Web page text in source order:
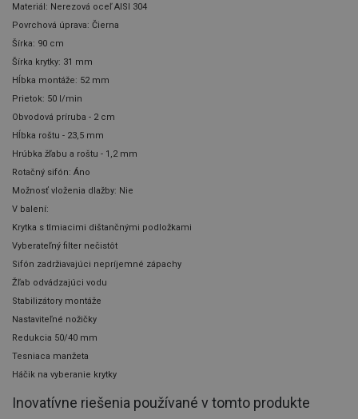
Materiál: Nerezová oceľ AISI 304
Povrchová úprava: Čierna
Šírka: 90 cm
Šírka krytky: 31 mm
Hĺbka montáže: 52 mm
Prietok: 50 l/min
Obvodová príruba - 2 cm
Hĺbka roštu - 23,5 mm
Hrúbka žľabu a roštu - 1,2 mm
Rotačný sifón: Áno
Možnosť vloženia dlažby: Nie
V balení:
Krytka s tlmiacimi dištančnými podložkami
Vyberateľný filter nečistôt
Sifón zadržiavajúci nepríjemné zápachy
Žľab odvádzajúci vodu
Stabilizátory montáže
Nastaviteľné nožičky
Redukcia 50/40 mm
Tesniaca manžeta
Háčik na vyberanie krytky
Inovatívne riešenia používané v tomto produkte